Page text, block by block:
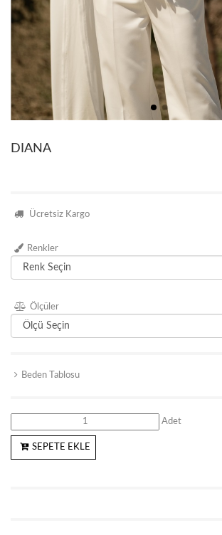
DIANA
Ücretsiz Kargo
Renkler
Ölçüler
Beden Tablosu
Adet
SEPETE EKLE